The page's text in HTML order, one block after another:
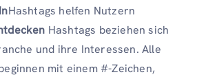
Hashtags helfen Nutzern
Hashtags beziehen sich
und ihre Interessen. Alle
mit einem #-Zeichen,